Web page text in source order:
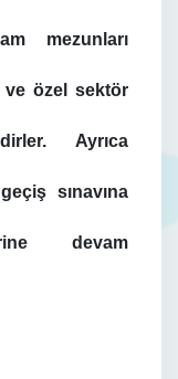
mezunları
ve özel sektör
Ayrıca
sınavına
devam